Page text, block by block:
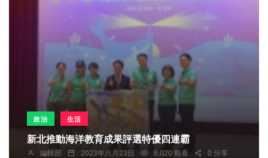
政治 生活
新北推動海洋教育成果評選特優四連霸
編輯部 2023年八月23日 8,020 觀看 0 分享